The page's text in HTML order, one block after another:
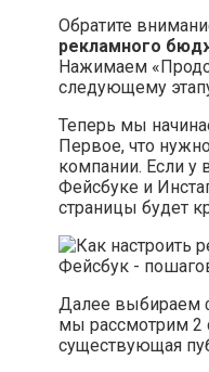
Обратите
рекламного
Нажимаем
следующему
Теперь мы
Первое, что
компании. Если у
Фейсбуке и
страницы будет
Далее выбираем
мы рассмотрим 2
существующая